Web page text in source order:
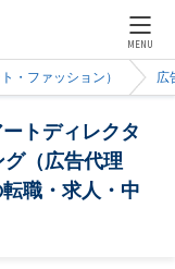
MENU
・ファッション） 広
トディレクタ
（広告代理
職・求人・中